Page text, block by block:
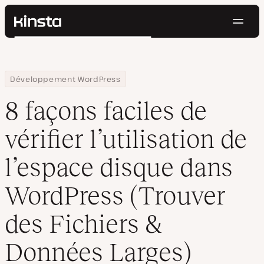
Kinsta®
Prix
Contact
Rechercher
Home
Centre de ressources
Blog
Développement WordPress
8 façons faciles de vérifier l’utilisation de l’espace disque dans
8 façons faciles de
vérifier l’utilisation de
l’espace disque dans
WordPress (Trouver
des Fichiers &
Données Larges)